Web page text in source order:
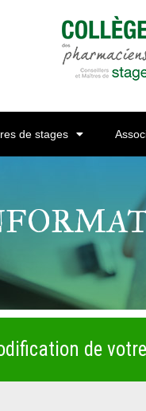
de stages
de